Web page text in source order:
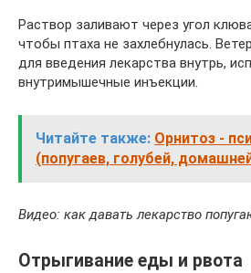
Раствор заливают через угол
чтобы птаха не захлебнулась.
для введения лекарства внутрь,
внутримышечные инъекции.
Читайте также: Орнитоз -
(попугаев, голубей,
Видео: как давать лекарство
Отрыгивание еды и рвота